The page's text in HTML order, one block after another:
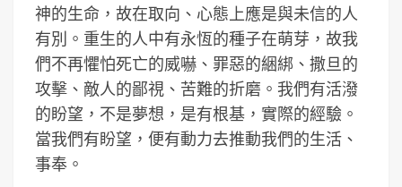
神的生命，故在取向、心態上應是與未信的人
有別。重生的人中有永恆的種子在萌芽，故我
們不再懼怕死亡的威嚇、罪惡的綑綁、撒旦的
攻擊、敵人的鄙視、苦難的折磨。我們有活潑
的盼望，不是夢想，是有根基，實際的經驗。
當我們有盼望，便有動力去推動我們的生活、
事奉。